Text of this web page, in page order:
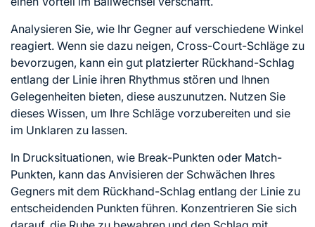
Analysieren Sie, wie Ihr Gegner auf verschiedene Winkel
reagiert. Wenn sie dazu neigen, Cross-Court-Schläge zu
bevorzugen, kann ein gut platzierter Rückhand-Schlag
entlang der Linie ihren Rhythmus stören und Ihnen
Gelegenheiten bieten, diese auszunutzen. Nutzen Sie
dieses Wissen, um Ihre Schläge vorzubereiten und sie
im Unklaren zu lassen.
In Drucksituationen, wie Break-Punkten oder Match-
Punkten, kann das Anvisieren der Schwächen Ihres
Gegners mit dem Rückhand-Schlag entlang der Linie zu
entscheidenden Punkten führen. Konzentrieren Sie sich